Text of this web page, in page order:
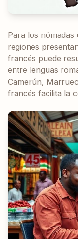
Para los nómadas
regiones
francés puede
entre lenguas
Camerún,
francés facilita la